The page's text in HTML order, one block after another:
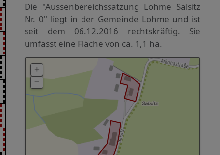
Die "Aussenbereichssatzung Lohme Salsitz
Nr. 0" liegt in der Gemeinde Lohme und ist
seit dem 06.12.2016 rechtskräftig. Sie
umfasst eine Fläche von ca. 1,1 ha.